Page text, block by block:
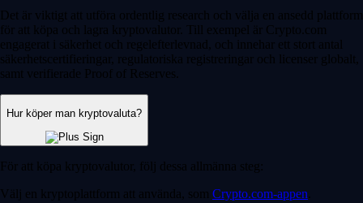
Det är viktigt att utföra ordentlig research och välja en ansedd plattform
för att köpa och lagra kryptovalutor. Till exempel är Crypto.com
engagerat i säkerhet och regelefterlevnad, och innehar ett stort antal
säkerhetscertifieringar, regulatoriska registreringar och licenser globalt,
samt verifierade Proof of Reserves.
Hur köper man kryptovaluta?
För att köpa kryptovalutor, följ dessa allmänna steg:
Välj en kryptoplattform att använda, som Crypto.com-appen